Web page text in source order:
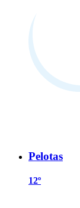
Pelotas
12º